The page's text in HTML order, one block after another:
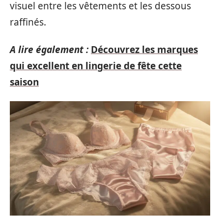
visuel entre les vêtements et les dessous
raffinés.
A lire également : Découvrez les marques
qui excellent en lingerie de fête cette
saison